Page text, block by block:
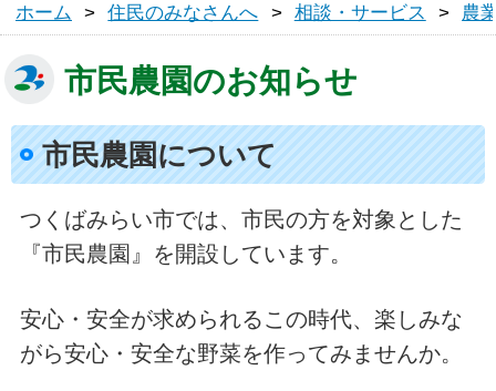
ホーム > 住民のみなさんへ > 相談・サービス > 農
市民農園のお知らせ
市民農園について
つくばみらい市では、市民の方を対象とした
『市民農園』を開設しています。
安心・安全が求められるこの時代、楽しみな
がら安心・安全な野菜を作ってみませんか。